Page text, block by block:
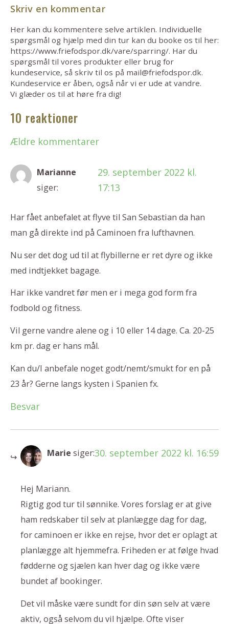
Skriv en kommentar
Her kan du kommentere selve artiklen. Individuelle
spørgsmål og hjælp med din tur kan du booke os til her:
https://www.friefodspor.dk/vare/sparring/. Har du
spørgsmål til vores produkter eller brug for
kundeservice, så skriv til os på mail@friefodspor.dk.
Kundeservice er åben, også når vi er ude at vandre.
Vi glæder os til at høre fra dig!
10 reaktioner
Ældre kommentarer
Marianne
siger:
29. september 2022 kl.
17:13
Har fået anbefalet at flyve til San Sebastian da han
man gå direkte ind på Caminoen fra lufthavnen.
Nu ser det dog ud til at flybillerne er ret dyre og ikke
med indtjekket bagage.
Har ikke vandret før men er i mega god form fra
fodbold og fitness.
Vil gerne vandre alene og i 10 eller 14 dage. Ca. 20-25
km pr. dag er hans mål.
Kan du/I anbefale noget godt/nemt/smukt for en på
23 år? Gerne langs kysten i Spanien fx.
Besvar
Marie siger:30. september 2022 kl. 16:59
Hej Mariann.
Rigtig god tur til sønnike. Vores forslag er at give
ham redskaber til selv at planlægge dag for dag,
for caminoen er ikke en rejse, hvor det er oplagt at
planlægge alt hjemmefra. Friheden er at følge hvad
fødderne og sjælen kan hver dag og ikke være
bundet af bookinger.
Det vil måske være sundt for din søn selv at være
aktiv, også selvom du vil hjælpe. Ofte viser